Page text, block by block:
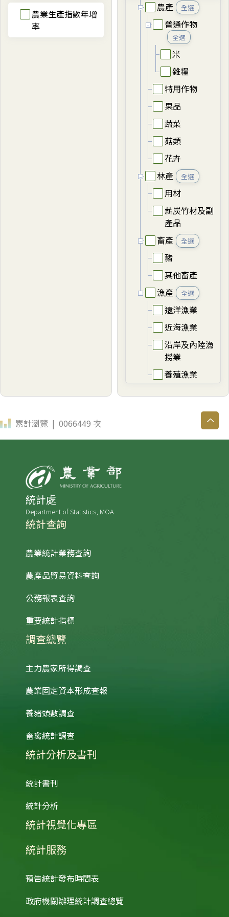
農業生產指數年增
率
農產 全選
普通作物
全選
米
雜糧
特用作物
果品
蔬菜
菇類
花卉
林產
全選
用材
薪炭竹材及副
產品
畜產
全選
豬
其他畜產
漁產
全選
遠洋漁業
近海漁業
沿岸及內陸漁
撈業
養殖漁業
累計瀏覽 | 0066449 次
統計處
Department of Statistics, MOA
統計查詢
農業統計業務查詢
農產品貿易資料查詢
公務報表查詢
重要統計指標
調查總覽
主力農家所得調查
農業固定資本形成查報
養豬頭數調查
畜禽統計調查
統計分析及書刊
統計書刊
統計分析
統計視覺化專區
統計服務
預告統計發布時間表
政府機關辦理統計調查總覽